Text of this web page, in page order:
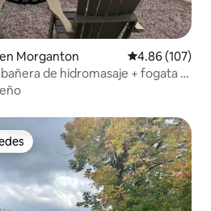
Morganton Calificación
4.86 (107)
de hidromasaje + fogata –
preferido